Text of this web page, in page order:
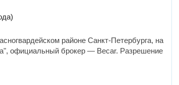
районе Санкт-Петербурга, на
официальный брокер — Becar. Разрешение